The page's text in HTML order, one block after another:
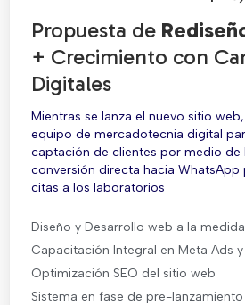
Propuesta de
+ Crecimiento con
Digitales
Mientras se lanza el nuevo sitio
equipo de mercadotecnia digital
captación de clientes por medio de
conversión directa hacia WhatsApp
citas a los laboratorios
Diseño y Desarrollo web a la medida
Capacitación Integral en Meta Ads
Optimización SEO del sitio web
Sistema en fase de pre-lanzamiento